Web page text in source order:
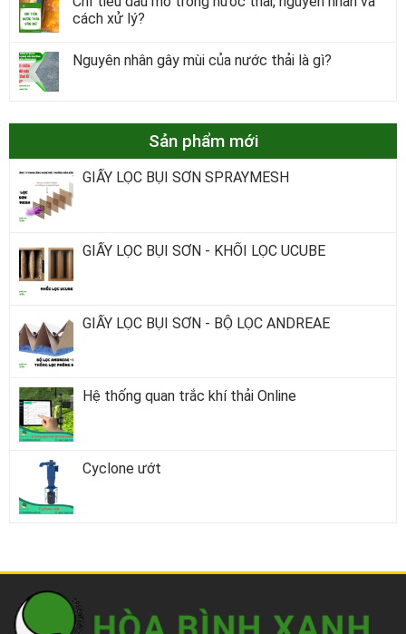
cách xử lý?
Nguyên nhân gây mùi của nước thải là gì?
Sản phẩm mới
GIẤY LỌC BỤI SƠN SPRAYMESH
GIẤY LỌC BỤI SƠN - KHỐI LỌC UCUBE
GIẤY LỌC BỤI SƠN - BỘ LỌC ANDREAE
Hệ thống quan trắc khí thải Online
Cyclone ướt